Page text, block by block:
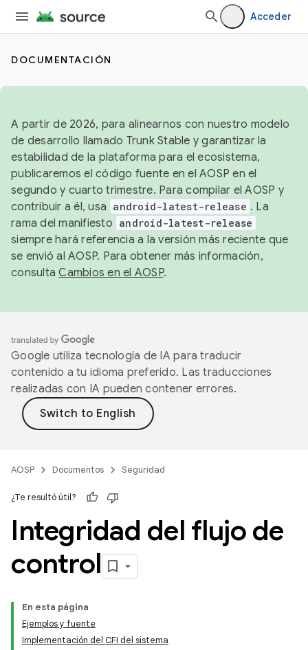
Acceder
DOCUMENTACIÓN
A partir de 2026, para alinearnos con nuestro modelo
de desarrollo llamado Trunk Stable y garantizar la
estabilidad de la plataforma para el ecosistema,
publicaremos el código fuente en el AOSP en el
segundo y cuarto trimestre. Para compilar el AOSP y
contribuir a él, usa android-latest-release . La
rama del manifiesto android-latest-release
siempre hará referencia a la versión más reciente que
se envió al AOSP. Para obtener más información,
consultaCambios en el AOSP.
Google utiliza tecnología de IA para traducir
contenido a tu idioma preferido. Las traducciones
realizadas con IA pueden contener errores.
AOSP Documentos Seguridad
¿Te resultó útil?
Integridad del flujo de
control
En esta página
Ejemplos y fuente
Implementación del CFI del sistema